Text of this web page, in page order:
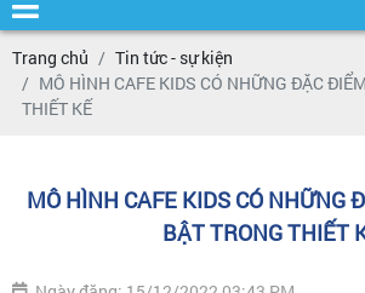
Trang chủ
Tin tức - sự kiện
MÔ HÌNH CAFE KIDS CÓ NHỮNG ĐẶC
THIẾT KẾ
MÔ HÌNH CAFE KIDS CÓ NHỮNG
BẬT TRONG THIẾT